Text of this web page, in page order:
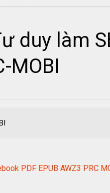
duy làm
MOBI
PDF EPUB AWZ3 PRC